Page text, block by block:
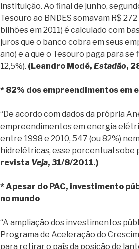
instituição. Ao final de junho,
Tesouro ao BNDES somavam R$
bilhões em 2011) é calculado com
juros que o banco cobra em seus
ano) e a que o Tesouro paga para
12,5%). (Leandro Modé, Estadão,
* 82% dos empreendimentos em
“De acordo com dados da própria
empreendimentos em energia
entre 1998 e 2010, 547 (ou 82%)
hidrelétricas, esse porcentual sobe
revista Veja, 31/8/2011.)
* Apesar do PAC, investimento
no mundo
“A ampliação dos investimentos
Programa de Aceleração do
para retirar o país da posição de